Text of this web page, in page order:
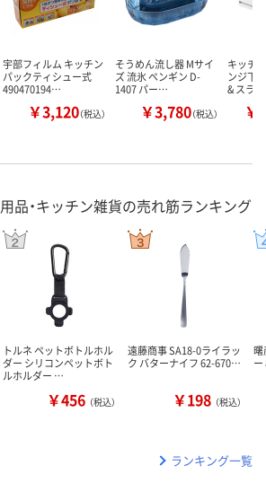
宇部フィルム キッチン
パックティシュー式
490470194…
￥3,120（税込）
そうめん流し器 Mサイ
ズ 流氷 ペンギン D-
1407 パー…
￥3,780（税込）
キッチ
ンジ下
& スラ
￥
品・キッチン雑貨の売れ筋ランキング
トルネ ペットボトルホル
ダー シリコンペットボト
ルホルダー …
￥456 （税込）
遠藤商事 SA18-0ライラッ
ク バターナイフ 62-670…
￥198 （税込）
曙
ー
ランキング一覧